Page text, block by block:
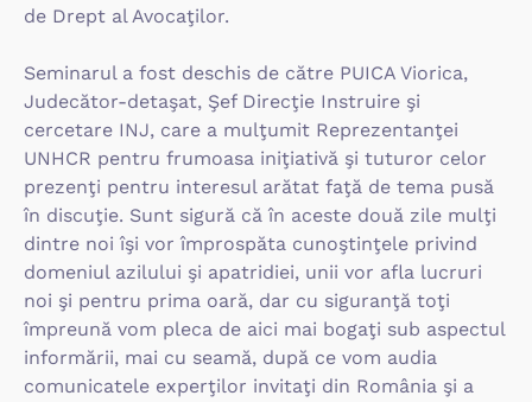
de Drept al Avocaţilor.
Seminarul a fost deschis de către PUICA Viorica,
Judecător-detaşat, Şef Direcţie Instruire şi
cercetare INJ, care a mulţumit Reprezentanţei
UNHCR pentru frumoasa iniţiativă şi tuturor celor
prezenţi pentru interesul arătat faţă de tema pusă
în discuţie. Sunt sigură că în aceste două zile mulţi
dintre noi îşi vor împrospăta cunoştinţele privind
domeniul azilului şi apatridiei, unii vor afla lucruri
noi şi pentru prima oară, dar cu siguranţă toţi
împreună vom pleca de aici mai bogaţi sub aspectul
informării, mai cu seamă, după ce vom audia
comunicatele experţilor invitaţi din România şi a